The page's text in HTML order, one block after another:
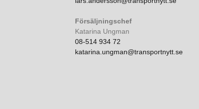
Försäljningschef
Katarina Ungman
08-514 934 72
katarina.ungman@transportnytt.se